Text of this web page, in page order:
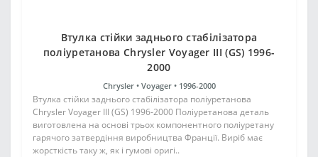
Втулка стійки заднього стабілізатора
поліуретанова Chrysler Voyager III (GS) 1996-
2000
Chrysler • Voyager • 1996-2000
Втулка стійки заднього стабілізатора поліуретанова
Chrysler Voyager III (GS) 1996-2000 Поліуретанова деталь
виготовлена на основі трьох компонентного поліуретану
гарячого затвердіння виробництва Франції. Виріб має
жорсткість таку ж, як і гумові оригі..